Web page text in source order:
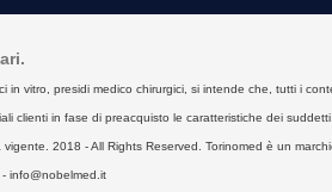
vitro, presidi medico chirurgici, si intende che, tutti i
clienti in fase di preacquisto le caratteristiche dei
2018 - All Rights Reserved. Torinomed è un
info@nobelmed.it